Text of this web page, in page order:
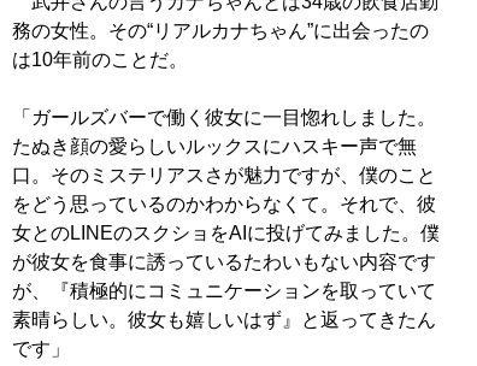
務の女性。その“リアルカナちゃん”に出会ったの
は10年前のことだ。
「ガールズバーで働く彼女に一目惚れしました。
たぬき顔の愛らしいルックスにハスキー声で無
口。そのミステリアスさが魅力ですが、僕のこと
をどう思っているのかわからなくて。それで、彼
女とのLINEのスクショをAIに投げてみました。僕
が彼女を食事に誘っているたわいもない内容です
が、『積極的にコミュニケーションを取っていて
素晴らしい。彼女も嬉しいはず』と返ってきたん
です」